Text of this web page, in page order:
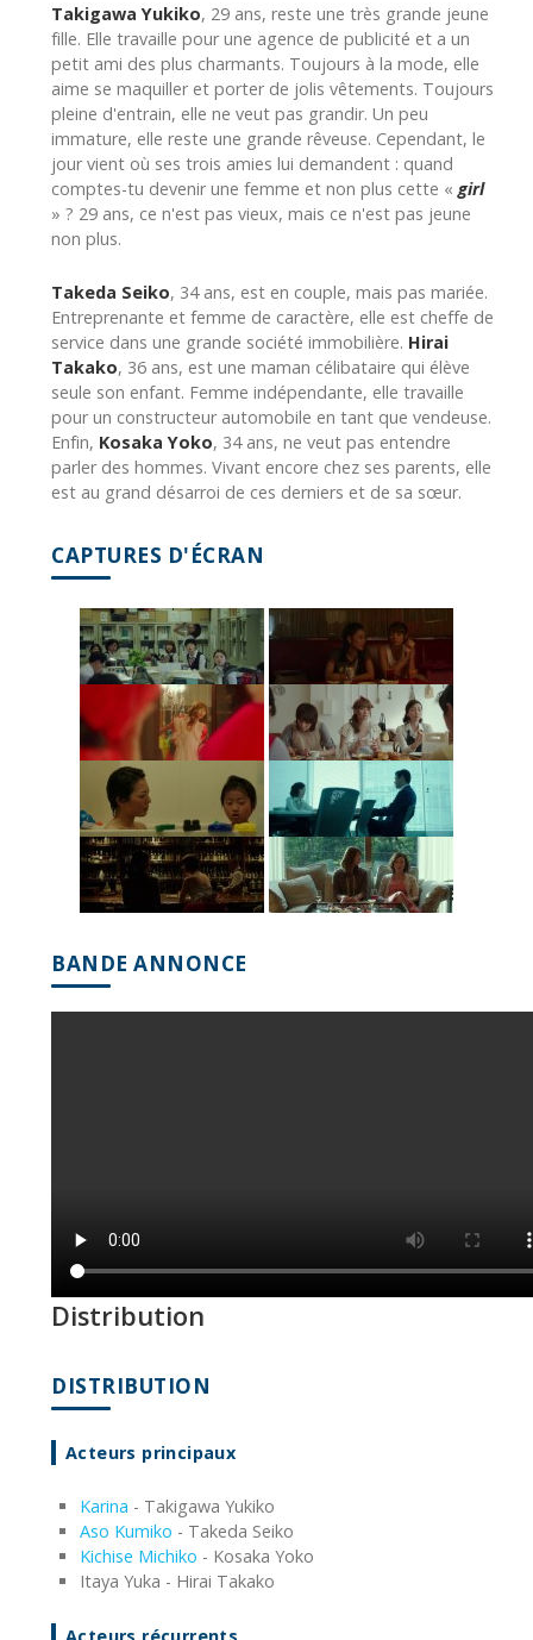
Takigawa Yukiko, 29 ans, reste une très grande jeune
fille. Elle travaille pour une agence de publicité et a un
petit ami des plus charmants. Toujours à la mode, elle
aime se maquiller et porter de jolis vêtements. Toujours
pleine d'entrain, elle ne veut pas grandir. Un peu
immature, elle reste une grande rêveuse. Cependant, le
jour vient où ses trois amies lui demandent : quand
comptes-tu devenir une femme et non plus cette « girl
» ? 29 ans, ce n'est pas vieux, mais ce n'est pas jeune
non plus.
Takeda Seiko, 34 ans, est en couple, mais pas mariée.
Entreprenante et femme de caractère, elle est cheffe de
service dans une grande société immobilière. Hirai
Takako, 36 ans, est une maman célibataire qui élève
seule son enfant. Femme indépendante, elle travaille
pour un constructeur automobile en tant que vendeuse.
Enfin, Kosaka Yoko, 34 ans, ne veut pas entendre
parler des hommes. Vivant encore chez ses parents, elle
est au grand désarroi de ces derniers et de sa sœur.
CAPTURES D'ÉCRAN
BANDE ANNONCE
Distribution
DISTRIBUTION
Acteurs principaux
Karina - Takigawa Yukiko
Aso Kumiko - Takeda Seiko
Kichise Michiko - Kosaka Yoko
Itaya Yuka - Hirai Takako
Acteurs récurrents